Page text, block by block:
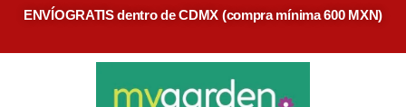
ENVÍOGRATIS dentro de CDMX (compra mínima 600 MXN)